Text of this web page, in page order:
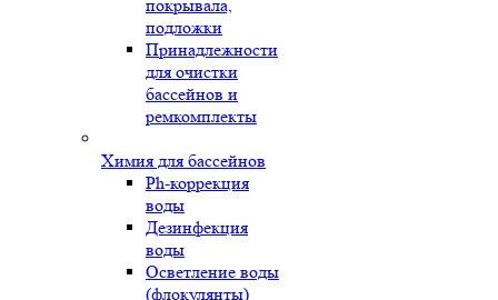
покрывала,
подложки
Принадлежности
для очистки
бассейнов и
ремкомплекты
Химия для бассейнов
Ph-коррекция
воды
Дезинфекция
воды
Осветление воды
(флокулянты)